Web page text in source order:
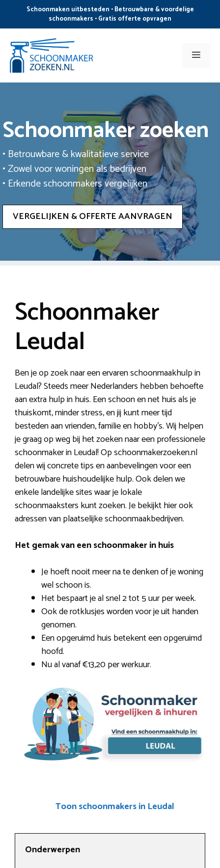
de
inhoud
Schoonmaken uitbesteden • Betrouwbare & voordelige
schoonmakers • Gratis offerte opvragen
Menu
Schoonmaker zoeken
• Betrouwbare & kwalitatieve service
• Zowel voor woningen als bedrijven
• Erkende schoonmakers vergelijken
VERGELIJKEN & OFFERTE AANVRAGEN
Schoonmaker
Leudal
Ben je op zoek naar een ervaren schoonmaakhulp in
Leudal? Steeds meer Nederlanders hebben behoefte
aan extra hulp in huis. Een schoon en net huis als je
thuiskomt, minder stress, en jij kunt meer tijd
besteden aan vrienden, familie en hobby’s. Wij helpen
je graag op weg bij het zoeken naar een professionele
schoonmaker in Leudal! Op schoonmakerzoeken.nl
delen wij concrete tips en aanbevelingen voor een
betrouwbare huishoudelijke hulp. Ook delen we
enkele landelijke sites waar je lokale
schoonmaaksters kunt zoeken. Je bekijkt hier ook
adressen van plaatselijke schoonmaakbedrijven.
Het gemak van een schoonmaker in huis
Je hoeft nooit meer na te denken of je woning
wel schoon is.
Het bespaart je al snel 2 tot 5 uur per week.
Ook de rotklusjes worden voor je uit handen
genomen.
Een opgeruimd huis betekent een opgeruimd
hoofd.
Nu al vanaf €13,20 per werkuur.
Toon schoonmakers in Leudal
Onderwerpen